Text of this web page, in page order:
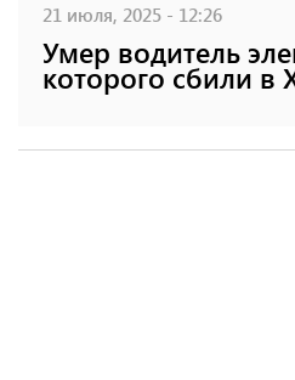
21 июля, 2025 - 12:26
Умер водитель
которого сбили в